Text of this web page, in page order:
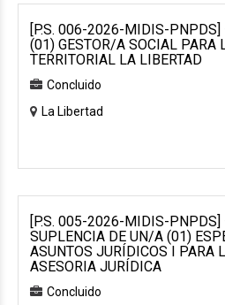
[P.S. 006-2026-MIDIS-PNPDS]
(01) GESTOR/A SOCIAL PARA
TERRITORIAL LA LIBERTAD
Concluido
La Libertad
[P.S. 005-2026-MIDIS-PNPDS]
SUPLENCIA DE UN/A (01)
ASUNTOS JURÍDICOS I PARA
ASESORIA JURÍDICA
Concluido